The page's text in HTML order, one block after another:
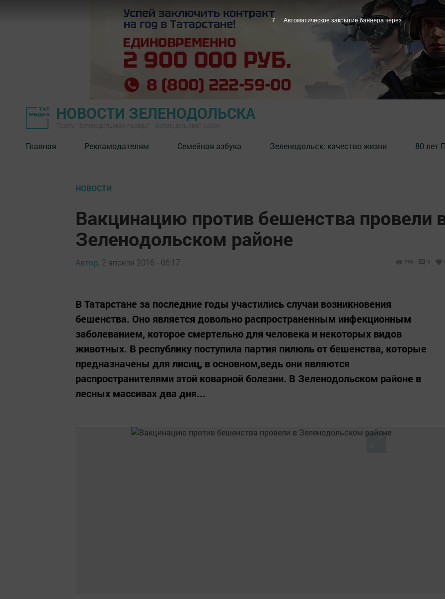
НОВОСТИ ЗЕЛЕНОДОЛЬСКА
Главная Рекламодателям Семейная азбука ⁠Зеленодольск: качество жизни 80 лет
НОВОСТИ
Вакцинацию против бешенства провели
Зеленодольском районе
Автор, 2 апреля 2016 - 06:17 769 0
В Татарстане за последние годы участились случаи возникновения
бешенства. Оно является довольно распространенным инфекционным
заболеванием, которое смертельно для человека и некоторых видов
животных. В республику поступила партия пилюль от бешенства, которые
предназначены для лисиц, в основном,ведь они являются
распространителями этой коварной болезни. В Зеленодольском районе в
лесных массивах два дня...
6 Автоматическое закрытие баннера через